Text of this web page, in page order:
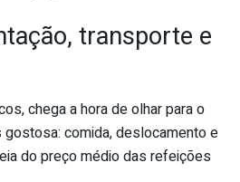
transporte e
chega a hora de olhar para o
gostosa: comida, deslocamento e
do preço médio das refeições